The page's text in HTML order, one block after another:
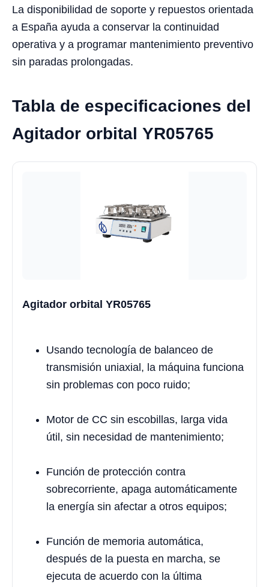
La disponibilidad de soporte y repuestos orientada
a España ayuda a conservar la continuidad
operativa y a programar mantenimiento preventivo
sin paradas prolongadas.
Tabla de especificaciones del
Agitador orbital YR05765
Agitador orbital YR05765
Usando tecnología de balanceo de
transmisión uniaxial, la máquina funciona
sin problemas con poco ruido;
Motor de CC sin escobillas, larga vida
útil, sin necesidad de mantenimiento;
Función de protección contra
sobrecorriente, apaga automáticamente
la energía sin afectar a otros equipos;
Función de memoria automática,
después de la puesta en marcha, se
ejecuta de acuerdo con la última